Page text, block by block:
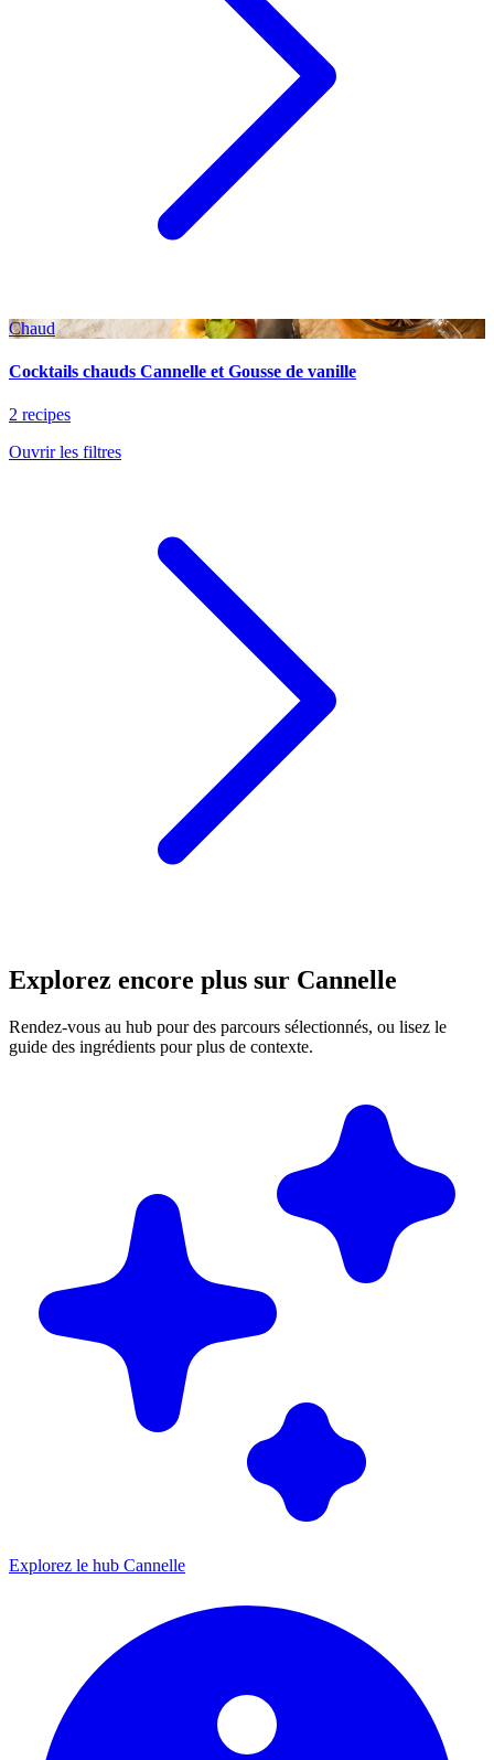
Chaud
Cocktails chauds Cannelle et Gousse de vanille
2 recipes
Ouvrir les filtres
Explorez encore plus sur Cannelle
Rendez-vous au hub pour des parcours sélectionnés, ou lisez le
guide des ingrédients pour plus de contexte.
Explorez le hub Cannelle